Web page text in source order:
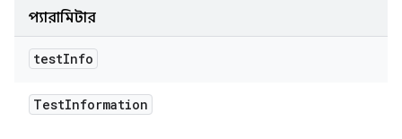
প্যারামিটার
testInfo
TestInformation